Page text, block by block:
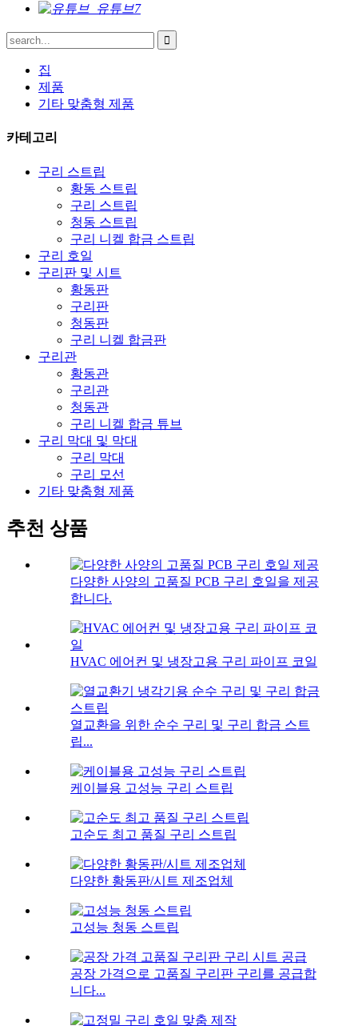
집
제품
기타 맞춤형 제품
카테고리
구리 스트립
황동 스트립
구리 스트립
청동 스트립
구리 니켈 합금 스트립
구리 호일
구리판 및 시트
황동판
구리판
청동판
구리 니켈 합금판
구리관
황동관
구리관
청동관
구리 니켈 합금 튜브
구리 막대 및 막대
구리 막대
구리 모선
기타 맞춤형 제품
추천 상품
다양한 사양의 고품질 PCB 구리 호일을 제공
합니다.
HVAC 에어컨 및 냉장고용 구리 파이프 코일
열교환을 위한 순수 구리 및 구리 합금 스트
립...
케이블용 고성능 구리 스트립
고순도 최고 품질 구리 스트립
다양한 황동판/시트 제조업체
고성능 청동 스트립
공장 가격으로 고품질 구리판 구리를 공급합
니다...